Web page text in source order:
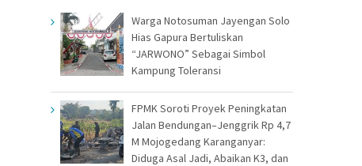
Warga Notosuman Jayengan Solo
Hias Gapura Bertuliskan
“JARWONO” Sebagai Simbol
Kampung Toleransi
FPMK Soroti Proyek Peningkatan
Jalan Bendungan–Jenggrik Rp 4,7
M Mojogedang Karanganyar:
Diduga Asal Jadi, Abaikan K3, dan